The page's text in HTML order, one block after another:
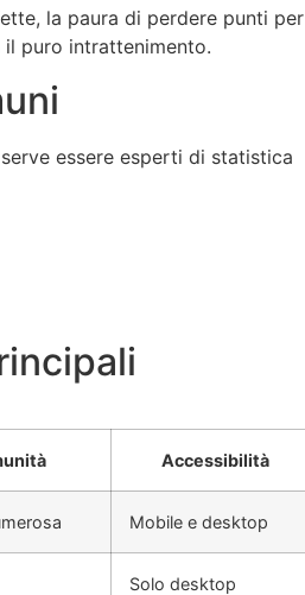
la paura di perdere punti per
puro intrattenimento.
essere esperti di statistica
Accessibilità
Mobile e desktop
Solo desktop